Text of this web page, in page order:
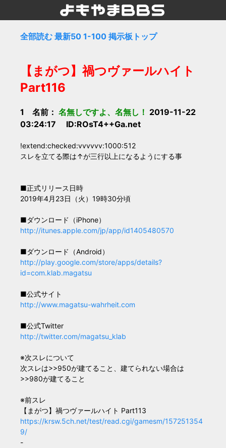
全部読む 最新50 1-100 掲示板トップ
【まがつ】禍つヴァールハイト
Part116
1 名前： 名無しですよ、名無し！ 2019-11-22
03:24:17 ID:ROsT4++Ga.net
!extend:checked:vvvvvv:1000:512
スレを立てる際は↑が三行以上になるようにする事
■正式リリース日時
2019年4月23日（火）19時30分頃
■ダウンロード（iPhone）
http://itunes.apple.com/jp/app/id1405480570
■ダウンロード（Android）
http://play.google.com/store/apps/details?
id=com.klab.magatsu
■公式サイト
http://www.magatsu-wahrheit.com
■公式Twitter
http://twitter.com/magatsu_klab
※次スレについて
次スレは>>950が建てること、建てられない場合は
>>980が建てること
※前スレ
【まがつ】禍つヴァールハイト Part113
https://krsw.5ch.net/test/read.cgi/gamesm/157251354
9/
-